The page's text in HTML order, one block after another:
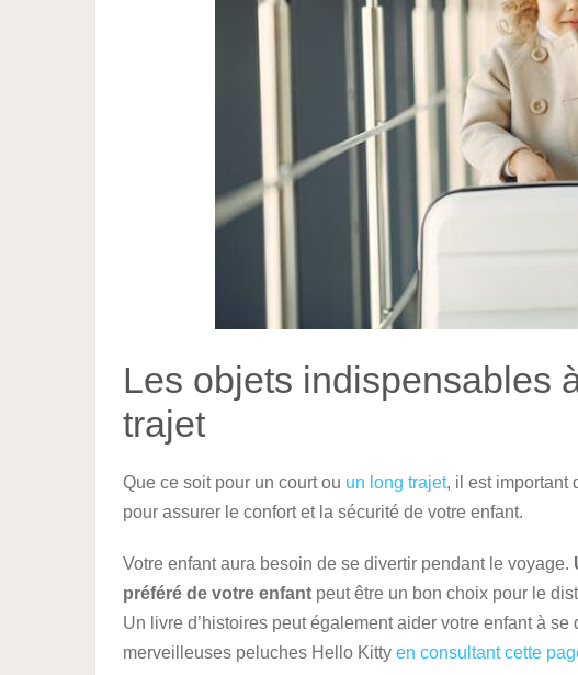
Les objets indispensables
trajet
Que ce soit pour un court ou un long trajet, il est important
pour assurer le confort et la sécurité de votre enfant.
Votre enfant aura besoin de se divertir pendant le voyage.
préféré de votre enfant peut être un bon choix pour le
Un livre d’histoires peut également aider votre enfant à se
merveilleuses peluches Hello Kitty en consultant cette